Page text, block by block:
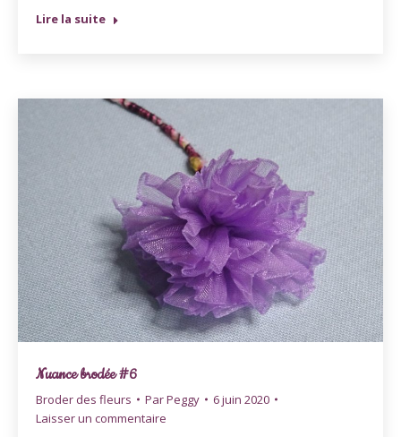
Lire la suite
Nuance brodée #6
Broder des fleurs ParPeggy
6 juin 2020
Laisser un commentaire